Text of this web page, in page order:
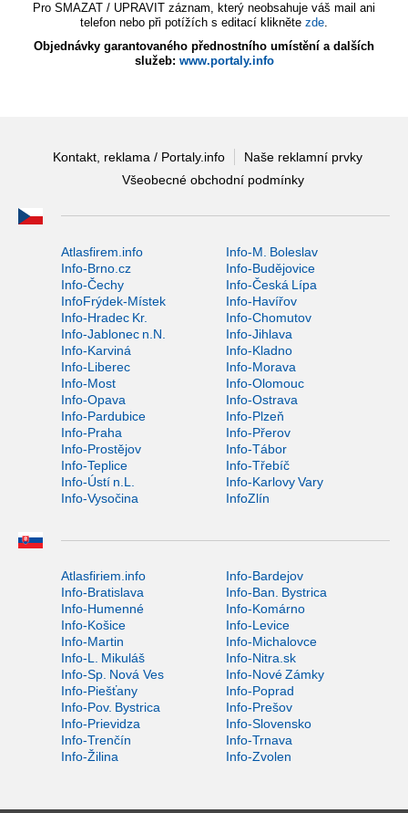
Pro SMAZAT / UPRAVIT záznam, který neobsahuje váš mail ani
telefon nebo při potížích s editací klikněte zde.
Objednávky garantovaného přednostního umístění a dalších
služeb: www.portaly.info
Kontakt, reklama / Portaly.info
Naše reklamní prvky
Všeobecné obchodní podmínky
Atlasfirem.info
Info-M. Boleslav
Info-Brno.cz
Info-Budějovice
Info-Čechy
Info-Česká Lípa
InfoFrýdek-Místek
Info-Havířov
Info-Hradec Kr.
Info-Chomutov
Info-Jablonec n.N.
Info-Jihlava
Info-Karviná
Info-Kladno
Info-Liberec
Info-Morava
Info-Most
Info-Olomouc
Info-Opava
Info-Ostrava
Info-Pardubice
Info-Plzeň
Info-Praha
Info-Přerov
Info-Prostějov
Info-Tábor
Info-Teplice
Info-Třebíč
Info-Ústí n.L.
Info-Karlovy Vary
Info-Vysočina
InfoZlín
Atlasfiriem.info
Info-Bardejov
Info-Bratislava
Info-Ban. Bystrica
Info-Humenné
Info-Komárno
Info-Košice
Info-Levice
Info-Martin
Info-Michalovce
Info-L. Mikuláš
Info-Nitra.sk
Info-Sp. Nová Ves
Info-Nové Zámky
Info-Piešťany
Info-Poprad
Info-Pov. Bystrica
Info-Prešov
Info-Prievidza
Info-Slovensko
Info-Trenčín
Info-Trnava
Info-Žilina
Info-Zvolen